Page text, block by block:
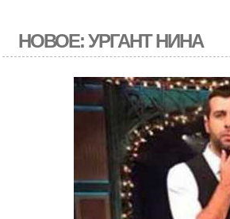
НОВОЕ: УРГАНТ НИНА